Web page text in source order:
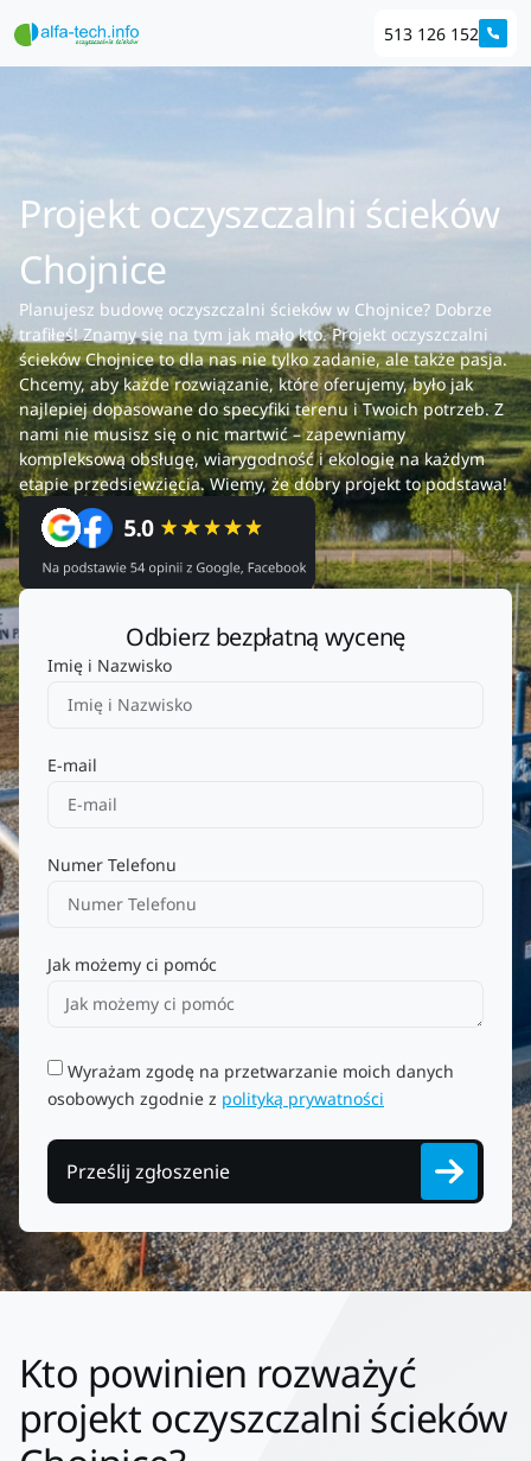
513 126 152
Projekt oczyszczalni ścieków
Chojnice
Planujesz budowę oczyszczalni ścieków w Chojnice? Dobrze
trafiłeś! Znamy się na tym jak mało kto. Projekt oczyszczalni
ścieków Chojnice to dla nas nie tylko zadanie, ale także pasja.
Chcemy, aby każde rozwiązanie, które oferujemy, było jak
najlepiej dopasowane do specyfiki terenu i Twoich potrzeb. Z
nami nie musisz się o nic martwić – zapewniamy
kompleksową obsługę, wiarygodność i ekologię na każdym
etapie przedsięwzięcia. Wiemy, że dobry projekt to podstawa!
Odbierz bezpłatną wycenę
Imię i Nazwisko
E-mail
Numer Telefonu
Jak możemy ci pomóc
Wyrażam zgodę na przetwarzanie moich danych
osobowych zgodnie z polityką prywatności
Prześlij zgłoszenie
Kto powinien rozważyć
projekt oczyszczalni ścieków